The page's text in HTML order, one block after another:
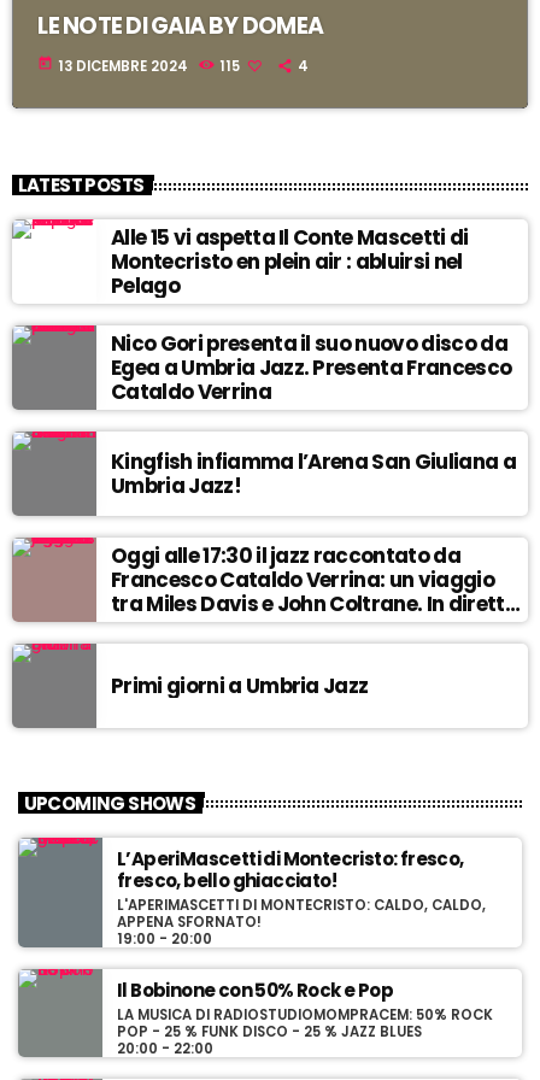
LE NOTE DI GAIA BY DOMEA
today 13 DICEMBRE 2024 115 4
LATEST POSTS
Alle 15 vi aspetta Il Conte Mascetti di
Montecristo en plein air : abluirsi nel
Pelago
Nico Gori presenta il suo nuovo disco da
Egea a Umbria Jazz. Presenta Francesco
Cataldo Verrina
Kingfish infiamma l’Arena San Giuliana a
Umbria Jazz!
Oggi alle 17:30 il jazz raccontato da
Francesco Cataldo Verrina: un viaggio
tra Miles Davis e John Coltrane. In diretta
da Egea.
Primi giorni a Umbria Jazz
UPCOMING SHOWS
L’AperiMascetti di Montecristo: fresco,
fresco, bello ghiacciato!
L'APERIMASCETTI DI MONTECRISTO: CALDO, CALDO,
APPENA SFORNATO!
19:00 - 20:00
Il Bobinone con 50% Rock e Pop
LA MUSICA DI RADIOSTUDIOMOMPRACEM: 50% ROCK
POP - 25 % FUNK DISCO - 25 % JAZZ BLUES
20:00 - 22:00